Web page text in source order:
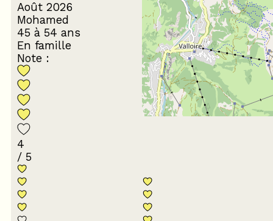
Août 2026
Mohamed
45 à 54 ans
En famille
Note :
4
/ 5